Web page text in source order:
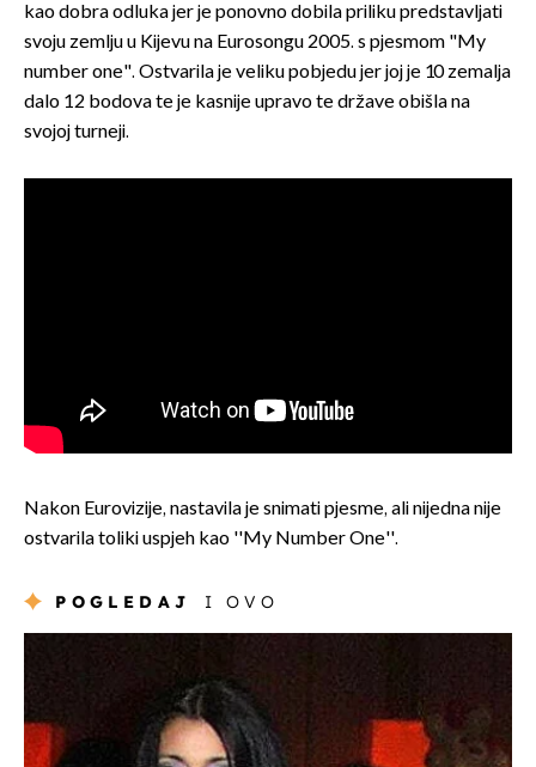
kao dobra odluka jer je ponovno dobila priliku predstavljati
svoju zemlju u Kijevu na Eurosongu 2005. s pjesmom "My
number one". Ostvarila je veliku pobjedu jer joj je 10 zemalja
dalo 12 bodova te je kasnije upravo te države obišla na
svojoj turneji.
Nakon Eurovizije, nastavila je snimati pjesme, ali nijedna nije
ostvarila toliki uspjeh kao ''My Number One''.
POGLEDAJ I OVO